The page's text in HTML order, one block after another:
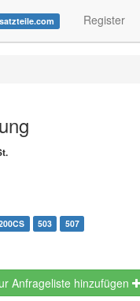
Register
503 507
Anfrageliste hinzufügen